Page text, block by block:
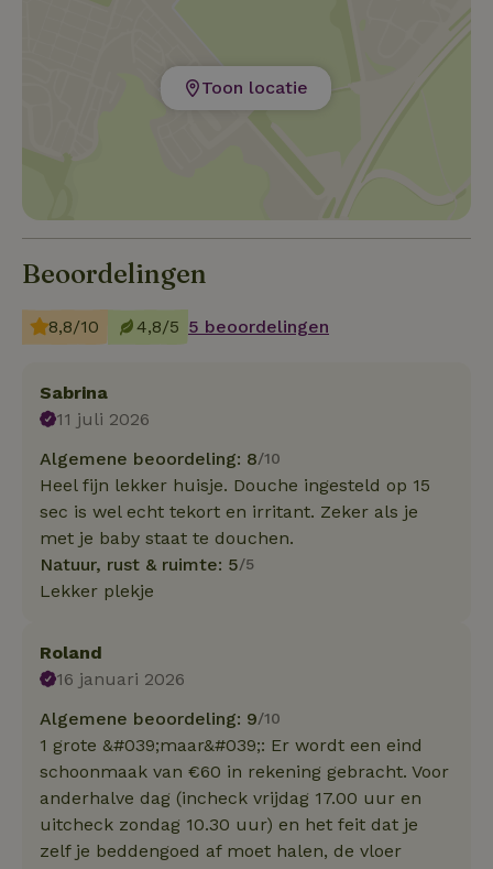
Toon locatie
Beoordelingen
8,8/10 4,8/5 5 beoordelingen
Sabrina
11 juli 2026
Algemene beoordeling: 8/10
Heel fijn lekker huisje. Douche ingesteld op 15
sec is wel echt tekort en irritant. Zeker als je
met je baby staat te douchen.
Natuur, rust & ruimte: 5/5
Lekker plekje
Roland
16 januari 2026
Algemene beoordeling: 9/10
1 grote &#039;maar&#039;: Er wordt een eind
schoonmaak van €60 in rekening gebracht. Voor
anderhalve dag (incheck vrijdag 17.00 uur en
uitcheck zondag 10.30 uur) en het feit dat je
zelf je beddengoed af moet halen, de vloer